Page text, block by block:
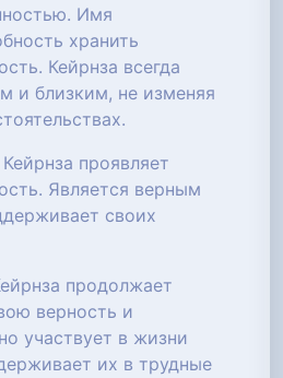
Имя
хранить
Кейрнза всегда
и близким, не изменяя
проявляет
Является верным
своих
продолжает
верность и
участвует в жизни
их в трудные